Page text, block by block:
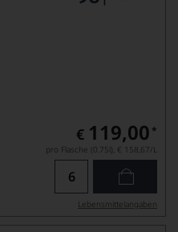
€ 119,00 *
pro Flasche (0.75l), € 158,67/L
Lebensmittel­angaben